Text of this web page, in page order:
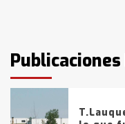
fueron
tarde